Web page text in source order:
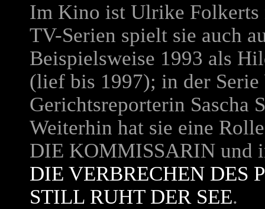
Im Kino ist Ulrike Folkerts
TV-Serien spielt sie auch
Beispielsweise 1993 als
(lief bis 1997); in der Serie
Gerichtsreporterin Sascha
Weiterhin hat sie eine
DIE KOMMISSARIN und
DIE VERBRECHEN DES
STILL RUHT DER SEE.